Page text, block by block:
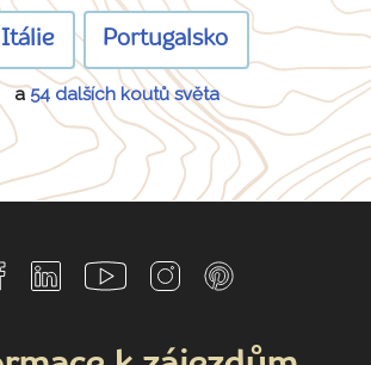
Itálie Portugalsko
a54 dalších koutů světa